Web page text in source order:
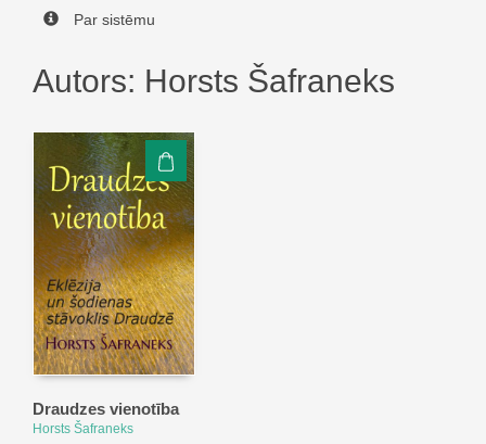
Par sistēmu
Autors: Horsts Šafraneks
Draudzes vienotība
Horsts Šafraneks